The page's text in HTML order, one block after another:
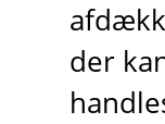
der